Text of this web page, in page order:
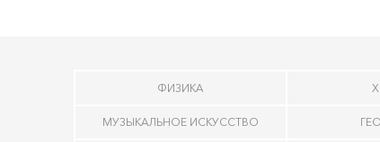
ФИЗИКА
МУЗЫКАЛЬНОЕ ИСКУССТВО